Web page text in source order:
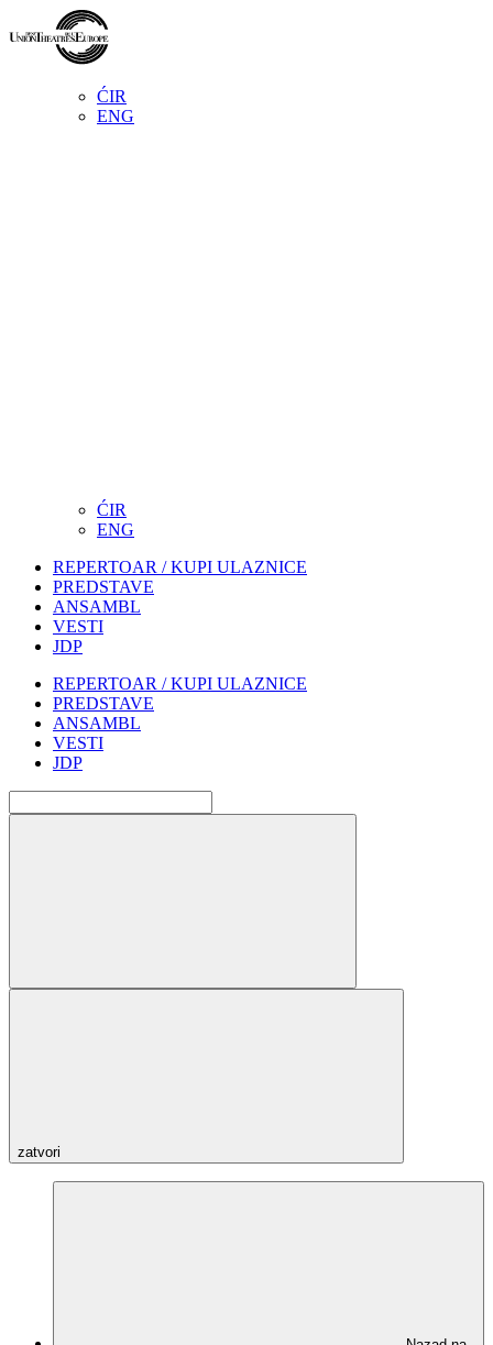
ĆIR
ENG
ĆIR
ENG
REPERTOAR / KUPI ULAZNICE
PREDSTAVE
ANSAMBL
VESTI
JDP
REPERTOAR / KUPI ULAZNICE
PREDSTAVE
ANSAMBL
VESTI
JDP
zatvori